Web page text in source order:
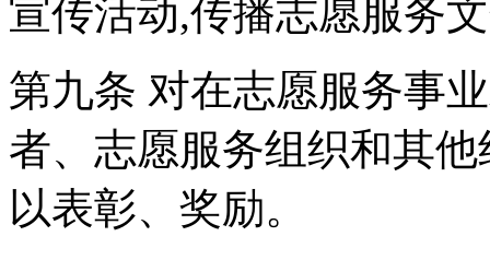
宣传活动,传播志愿服务
第九条 对在志愿服务事
者、志愿服务组织和其
以表彰、奖励。